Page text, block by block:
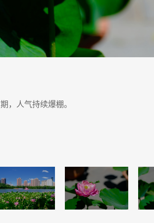
，人气持续爆棚。